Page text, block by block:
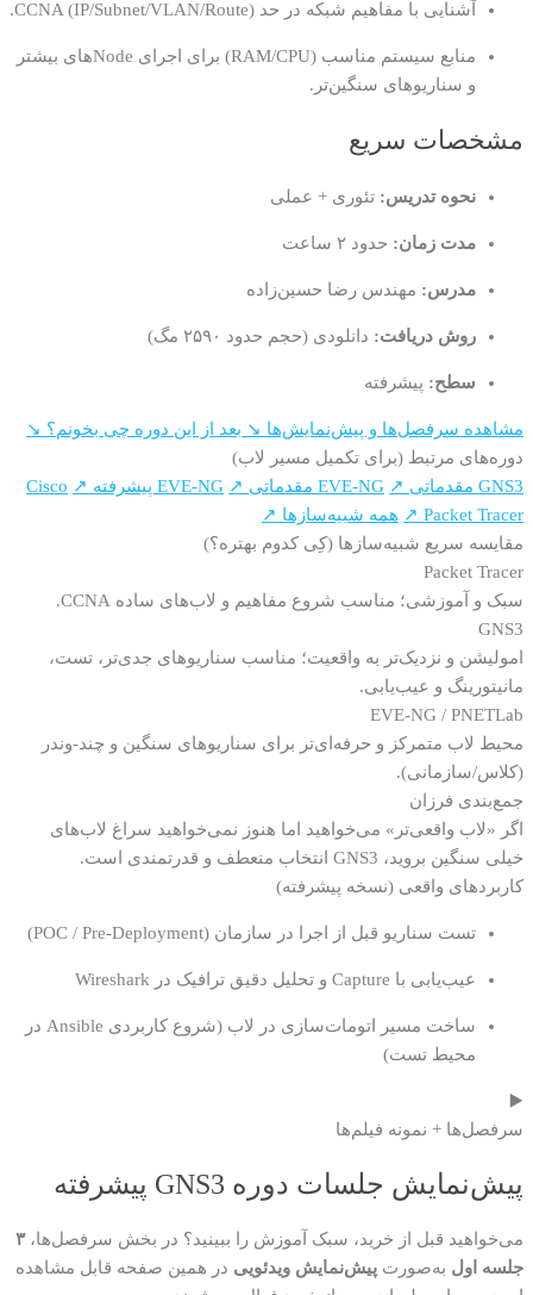
آشنایی با مفاهیم شبکه در حد CCNA (IP/Subnet/VLAN/Route).
منابع سیستم مناسب (RAM/CPU) برای اجرای Nodeهای بیشتر
و سناریوهای سنگین‌تر.
مشخصات سریع
نحوه تدریس: تئوری + عملی
مدت زمان: حدود ۲ ساعت
مدرس: مهندس رضا حسین‌زاده
روش دریافت: دانلودی (حجم حدود ۲۵۹۰ مگ)
سطح: پیشرفته
مشاهده سرفصل‌ها و پیش‌نمایش‌ها ↘ بعد از این دوره چی بخونم؟ ↘
دوره‌های مرتبط (برای تکمیل مسیر لاب)
GNS3 مقدماتی ↗
EVE-NG مقدماتی ↗ EVE-NG پیشرفته ↗
Cisco
Packet Tracer ↗
همه شبیه‌سازها ↗
مقایسه سریع شبیه‌سازها (کِی کدوم بهتره؟)
Packet Tracer
سبک و آموزشی؛ مناسب شروع مفاهیم و لاب‌های ساده CCNA.
GNS3
امولیشن و نزدیک‌تر به واقعیت؛ مناسب سناریوهای جدی‌تر، تست،
مانیتورینگ و عیب‌یابی.
EVE-NG / PNETLab
محیط لاب متمرکز و حرفه‌ای‌تر برای سناریوهای سنگین و چند-وندر
(کلاس/سازمانی).
جمع‌بندی فرزان
اگر «لاب واقعی‌تر» می‌خواهید اما هنوز نمی‌خواهید سراغ لاب‌های
خیلی سنگین بروید، GNS3 انتخاب منعطف و قدرتمندی است.
کاربردهای واقعی (نسخه پیشرفته)
تست سناریو قبل از اجرا در سازمان (POC / Pre-Deployment)
عیب‌یابی با Capture و تحلیل دقیق ترافیک در Wireshark
ساخت مسیر اتومات‌سازی در لاب (شروع کاربردی Ansible در
محیط تست)
▶️
سرفصل‌ها + نمونه فیلم‌ها
پیش‌نمایش جلسات دوره GNS3 پیشرفته
می‌خواهید قبل از خرید، سبک آموزش را ببینید؟ در بخش سرفصل‌ها،۳
جلسه اول به‌صورت پیش‌نمایش ویدئویی در همین صفحه قابل مشاهده